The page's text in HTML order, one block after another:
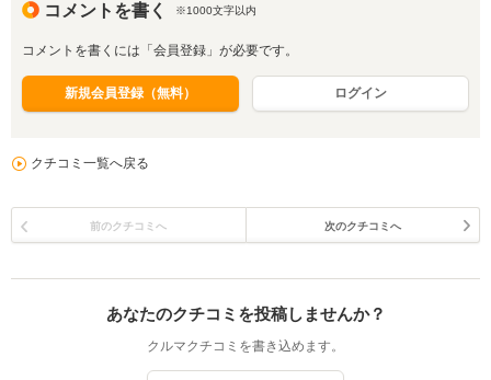
コメントを書く ※1000文字以内
コメントを書くには「会員登録」が必要です。
新規会員登録（無料） ログイン
クチコミ一覧へ戻る
前のクチコミへ 次のクチコミへ
あなたのクチコミを投稿しませんか？
クルマクチコミを書き込めます。